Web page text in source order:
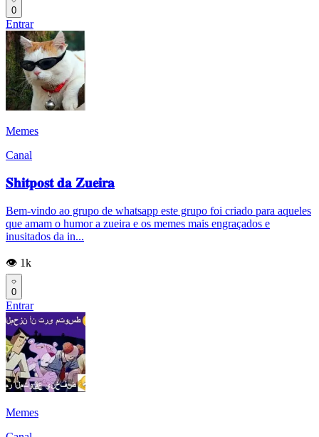
0
Entrar
Memes
Canal
𝐒𝐡𝐢𝐭𝐩𝐨𝐬𝐭 𝐝𝐚 𝐙𝐮𝐞𝐢𝐫𝐚
Bem-vindo ao grupo de whatsapp este grupo foi criado para aqueles
que amam o humor a zueira e os memes mais engraçados e
inusitados da in...
👁️ 1k
0
Entrar
Memes